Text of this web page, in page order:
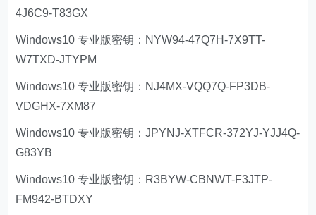
4J6C9-T83GX
Windows10 专业版密钥：NYW94-47Q7H-7X9TT-
W7TXD-JTYPM
Windows10 专业版密钥：NJ4MX-VQQ7Q-FP3DB-
VDGHX-7XM87
Windows10 专业版密钥：JPYNJ-XTFCR-372YJ-YJJ4Q-
G83YB
Windows10 专业版密钥：R3BYW-CBNWT-F3JTP-
FM942-BTDXY